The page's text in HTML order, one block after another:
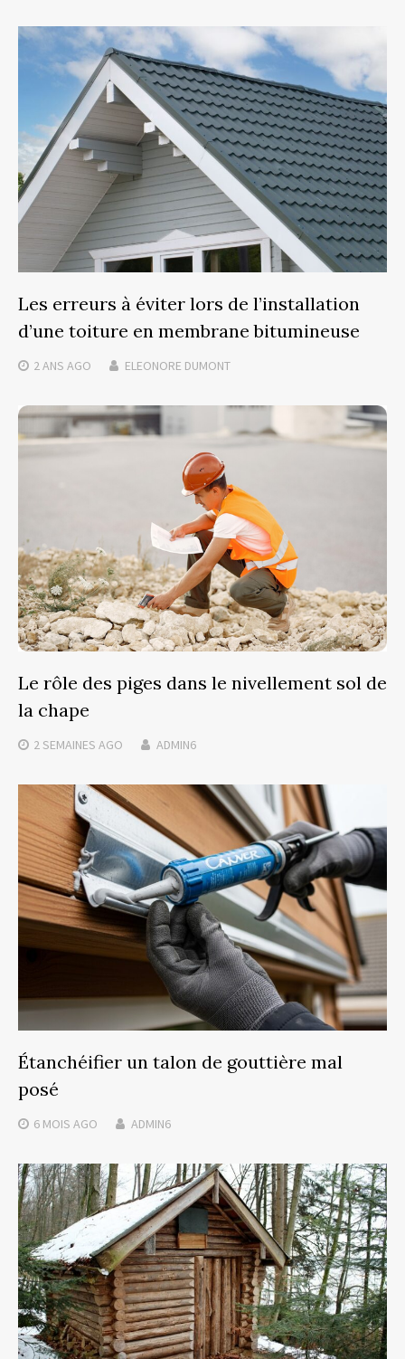
Les erreurs à éviter lors de l’installation
d’une toiture en membrane bitumineuse
2 ANS AGO ELEONORE DUMONT
Le rôle des piges dans le nivellement sol de
la chape
2 SEMAINES AGO ADMIN6
Étanchéifier un talon de gouttière mal
posé
6 MOIS AGO ADMIN6